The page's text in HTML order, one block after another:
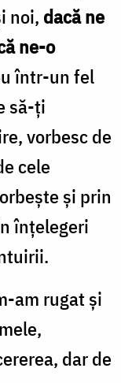
noi, dacă ne
ne-o
într-un fel
să-ți
vorbesc de
cele
și prin
înțelegeri
am rugat și
dar de